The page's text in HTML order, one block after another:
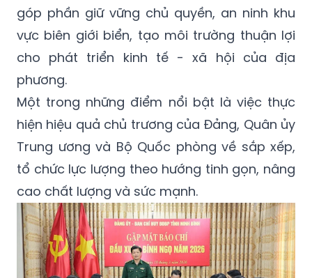
góp phần giữ vững chủ quyền, an ninh khu
vực biên giới biển, tạo môi trường thuận lợi
cho phát triển kinh tế - xã hội của địa
phương.
Một trong những điểm nổi bật là việc thực
hiện hiệu quả chủ trương của Đảng, Quân ủy
Trung ương và Bộ Quốc phòng về sắp xếp,
tổ chức lực lượng theo hướng tinh gọn, nâng
cao chất lượng và sức mạnh.